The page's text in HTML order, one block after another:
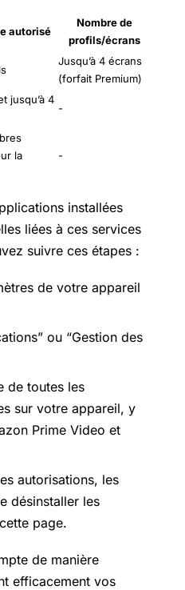
autorisé
Nombre de
profils/écrans
Jusqu’à 4 écrans
(forfait Premium)
jusqu’à 4
-
la
-
installées
liées à ces services
suivre ces étapes :
de votre appareil
ou “Gestion des
de toutes les
sur votre appareil, y
Prime Video et
autorisations, les
désinstaller les
page.
de manière
efficacement vos